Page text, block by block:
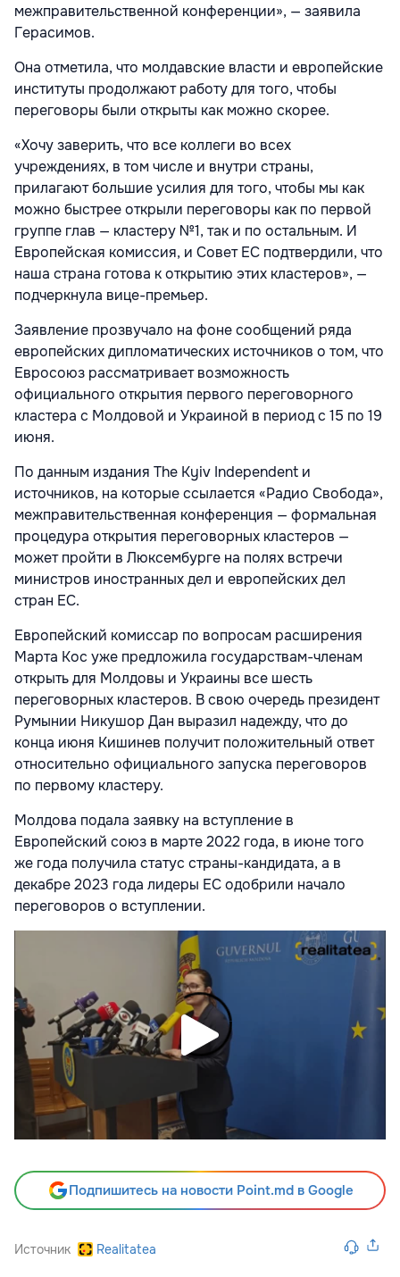
межправительственной конференции», — заявила
Герасимов.
Она отметила, что молдавские власти и европейские
институты продолжают работу для того, чтобы
переговоры были открыты как можно скорее.
«Хочу заверить, что все коллеги во всех
учреждениях, в том числе и внутри страны,
прилагают большие усилия для того, чтобы мы как
можно быстрее открыли переговоры как по первой
группе глав — кластеру №1, так и по остальным. И
Европейская комиссия, и Совет ЕС подтвердили, что
наша страна готова к открытию этих кластеров», —
подчеркнула вице-премьер.
Заявление прозвучало на фоне сообщений ряда
европейских дипломатических источников о том, что
Евросоюз рассматривает возможность
официального открытия первого переговорного
кластера с Молдовой и Украиной в период с 15 по 19
июня.
По данным издания The Kyiv Independent и
источников, на которые ссылается «Радио Свобода»,
межправительственная конференция — формальная
процедура открытия переговорных кластеров —
может пройти в Люксембурге на полях встречи
министров иностранных дел и европейских дел
стран ЕС.
Европейский комиссар по вопросам расширения
Марта Кос уже предложила государствам-членам
открыть для Молдовы и Украины все шесть
переговорных кластеров. В свою очередь президент
Румынии Никушор Дан выразил надежду, что до
конца июня Кишинев получит положительный ответ
относительно официального запуска переговоров
по первому кластеру.
Молдова подала заявку на вступление в
Европейский союз в марте 2022 года, в июне того
же года получила статус страны-кандидата, а в
декабре 2023 года лидеры ЕС одобрили начало
переговоров о вступлении.
Подпишитесь на новости Point.md в Google
Источник Realitatea